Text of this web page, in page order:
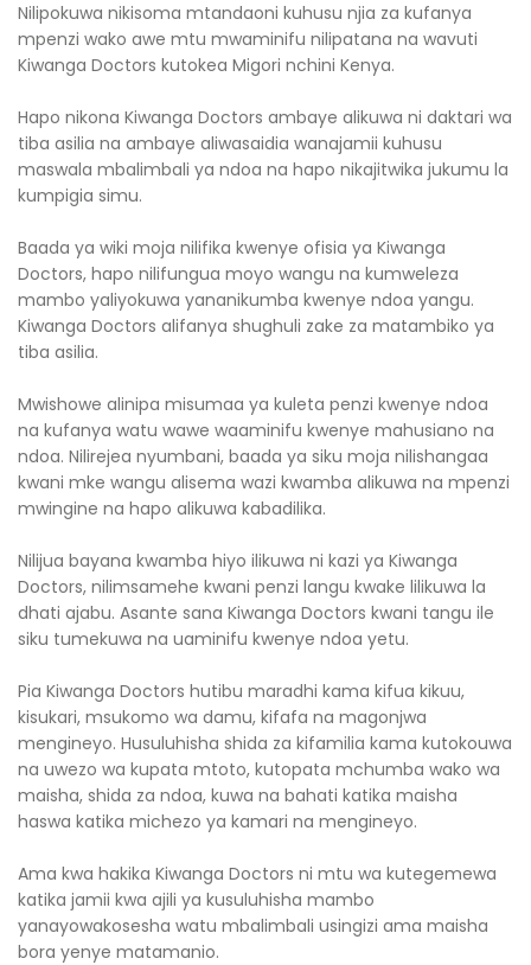
Nilipokuwa nikisoma mtandaoni kuhusu njia za kufanya
mpenzi wako awe mtu mwaminifu nilipatana na wavuti
Kiwanga Doctors kutokea Migori nchini Kenya.
Hapo nikona Kiwanga Doctors ambaye alikuwa ni daktari wa
tiba asilia na ambaye aliwasaidia wanajamii kuhusu
maswala mbalimbali ya ndoa na hapo nikajitwika jukumu la
kumpigia simu.
Baada ya wiki moja nilifika kwenye ofisia ya Kiwanga
Doctors, hapo nilifungua moyo wangu na kumweleza
mambo yaliyokuwa yananikumba kwenye ndoa yangu.
Kiwanga Doctors alifanya shughuli zake za matambiko ya
tiba asilia.
Mwishowe alinipa misumaa ya kuleta penzi kwenye ndoa
na kufanya watu wawe waaminifu kwenye mahusiano na
ndoa. Nilirejea nyumbani, baada ya siku moja nilishangaa
kwani mke wangu alisema wazi kwamba alikuwa na mpenzi
mwingine na hapo alikuwa kabadilika.
Nilijua bayana kwamba hiyo ilikuwa ni kazi ya Kiwanga
Doctors, nilimsamehe kwani penzi langu kwake lilikuwa la
dhati ajabu. Asante sana Kiwanga Doctors kwani tangu ile
siku tumekuwa na uaminifu kwenye ndoa yetu.
Pia Kiwanga Doctors hutibu maradhi kama kifua kikuu,
kisukari, msukomo wa damu, kifafa na magonjwa
mengineyo. Husuluhisha shida za kifamilia kama kutokouwa
na uwezo wa kupata mtoto, kutopata mchumba wako wa
maisha, shida za ndoa, kuwa na bahati katika maisha
haswa katika michezo ya kamari na mengineyo.
Ama kwa hakika Kiwanga Doctors ni mtu wa kutegemewa
katika jamii kwa ajili ya kusuluhisha mambo
yanayowakosesha watu mbalimbali usingizi ama maisha
bora yenye matamanio.